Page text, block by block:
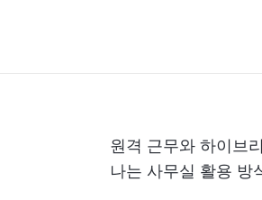
원격 근무와 하이브
나는 사무실 활용 방